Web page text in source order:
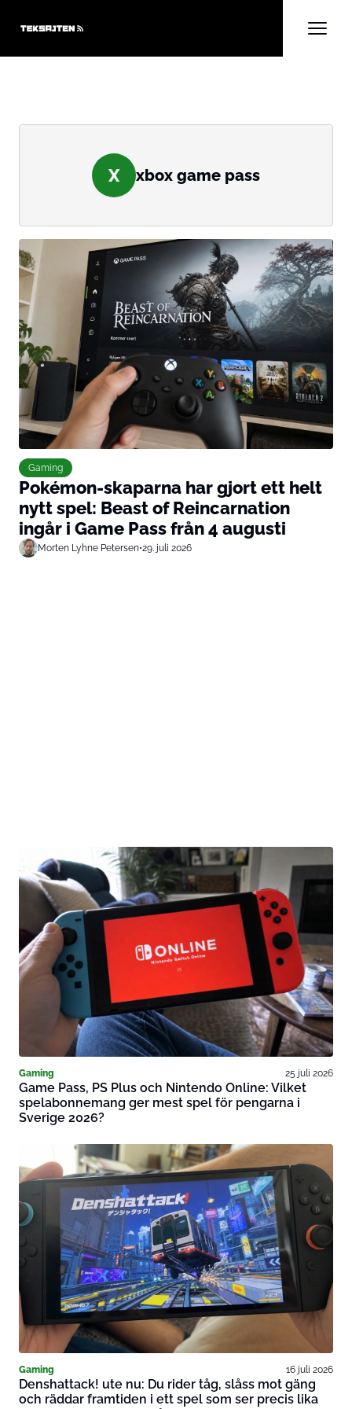
X xbox game pass
Gaming
Pokémon-skaparna har gjort ett helt
nytt spel: Beast of Reincarnation
ingår i Game Pass från 4 augusti
Morten Lyhne Petersen•29. juli 2026
Gaming 25 juli 2026
Game Pass, PS Plus och Nintendo Online: Vilket
spelabonnemang ger mest spel för pengarna i
Sverige 2026?
Gaming 16 juli 2026
Denshattack! ute nu: Du rider tåg, slåss mot gäng
och räddar framtiden i ett spel som ser precis lika